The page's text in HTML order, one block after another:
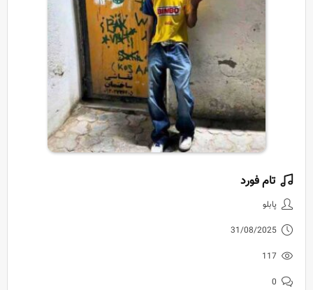
دانلود آهنگ جدید پابلو به نام
تام فورد
پابلو
31/08/2025
117
0